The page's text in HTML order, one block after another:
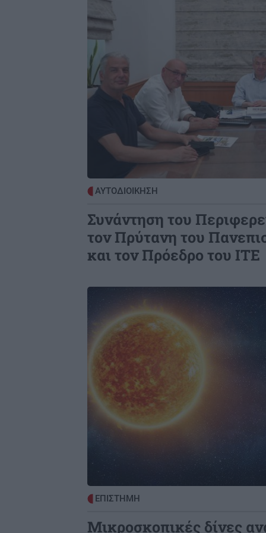
Ήλιου
Ο ναός του Σωτήρος Χριστού στο
μου το Φουρνοφάραγγο. Της
Καραταράκη*
ΑΘΛΗΤΙΚΑ
Ανατροπή με Γιάννη Αντετοκούνμπο
στην Εθνική ομάδα μπάσκετ
GOSSIP - LIFESTYLE
ΑΥΤΟΔΙΟΙΚΗΣΗ
Συνάντηση του
τον Πρύτανη του
και τον Πρόεδρο του ΙΤΕ
ΕΠΙΣΤΗΜΗ
Μικροσκοπικές δίνες